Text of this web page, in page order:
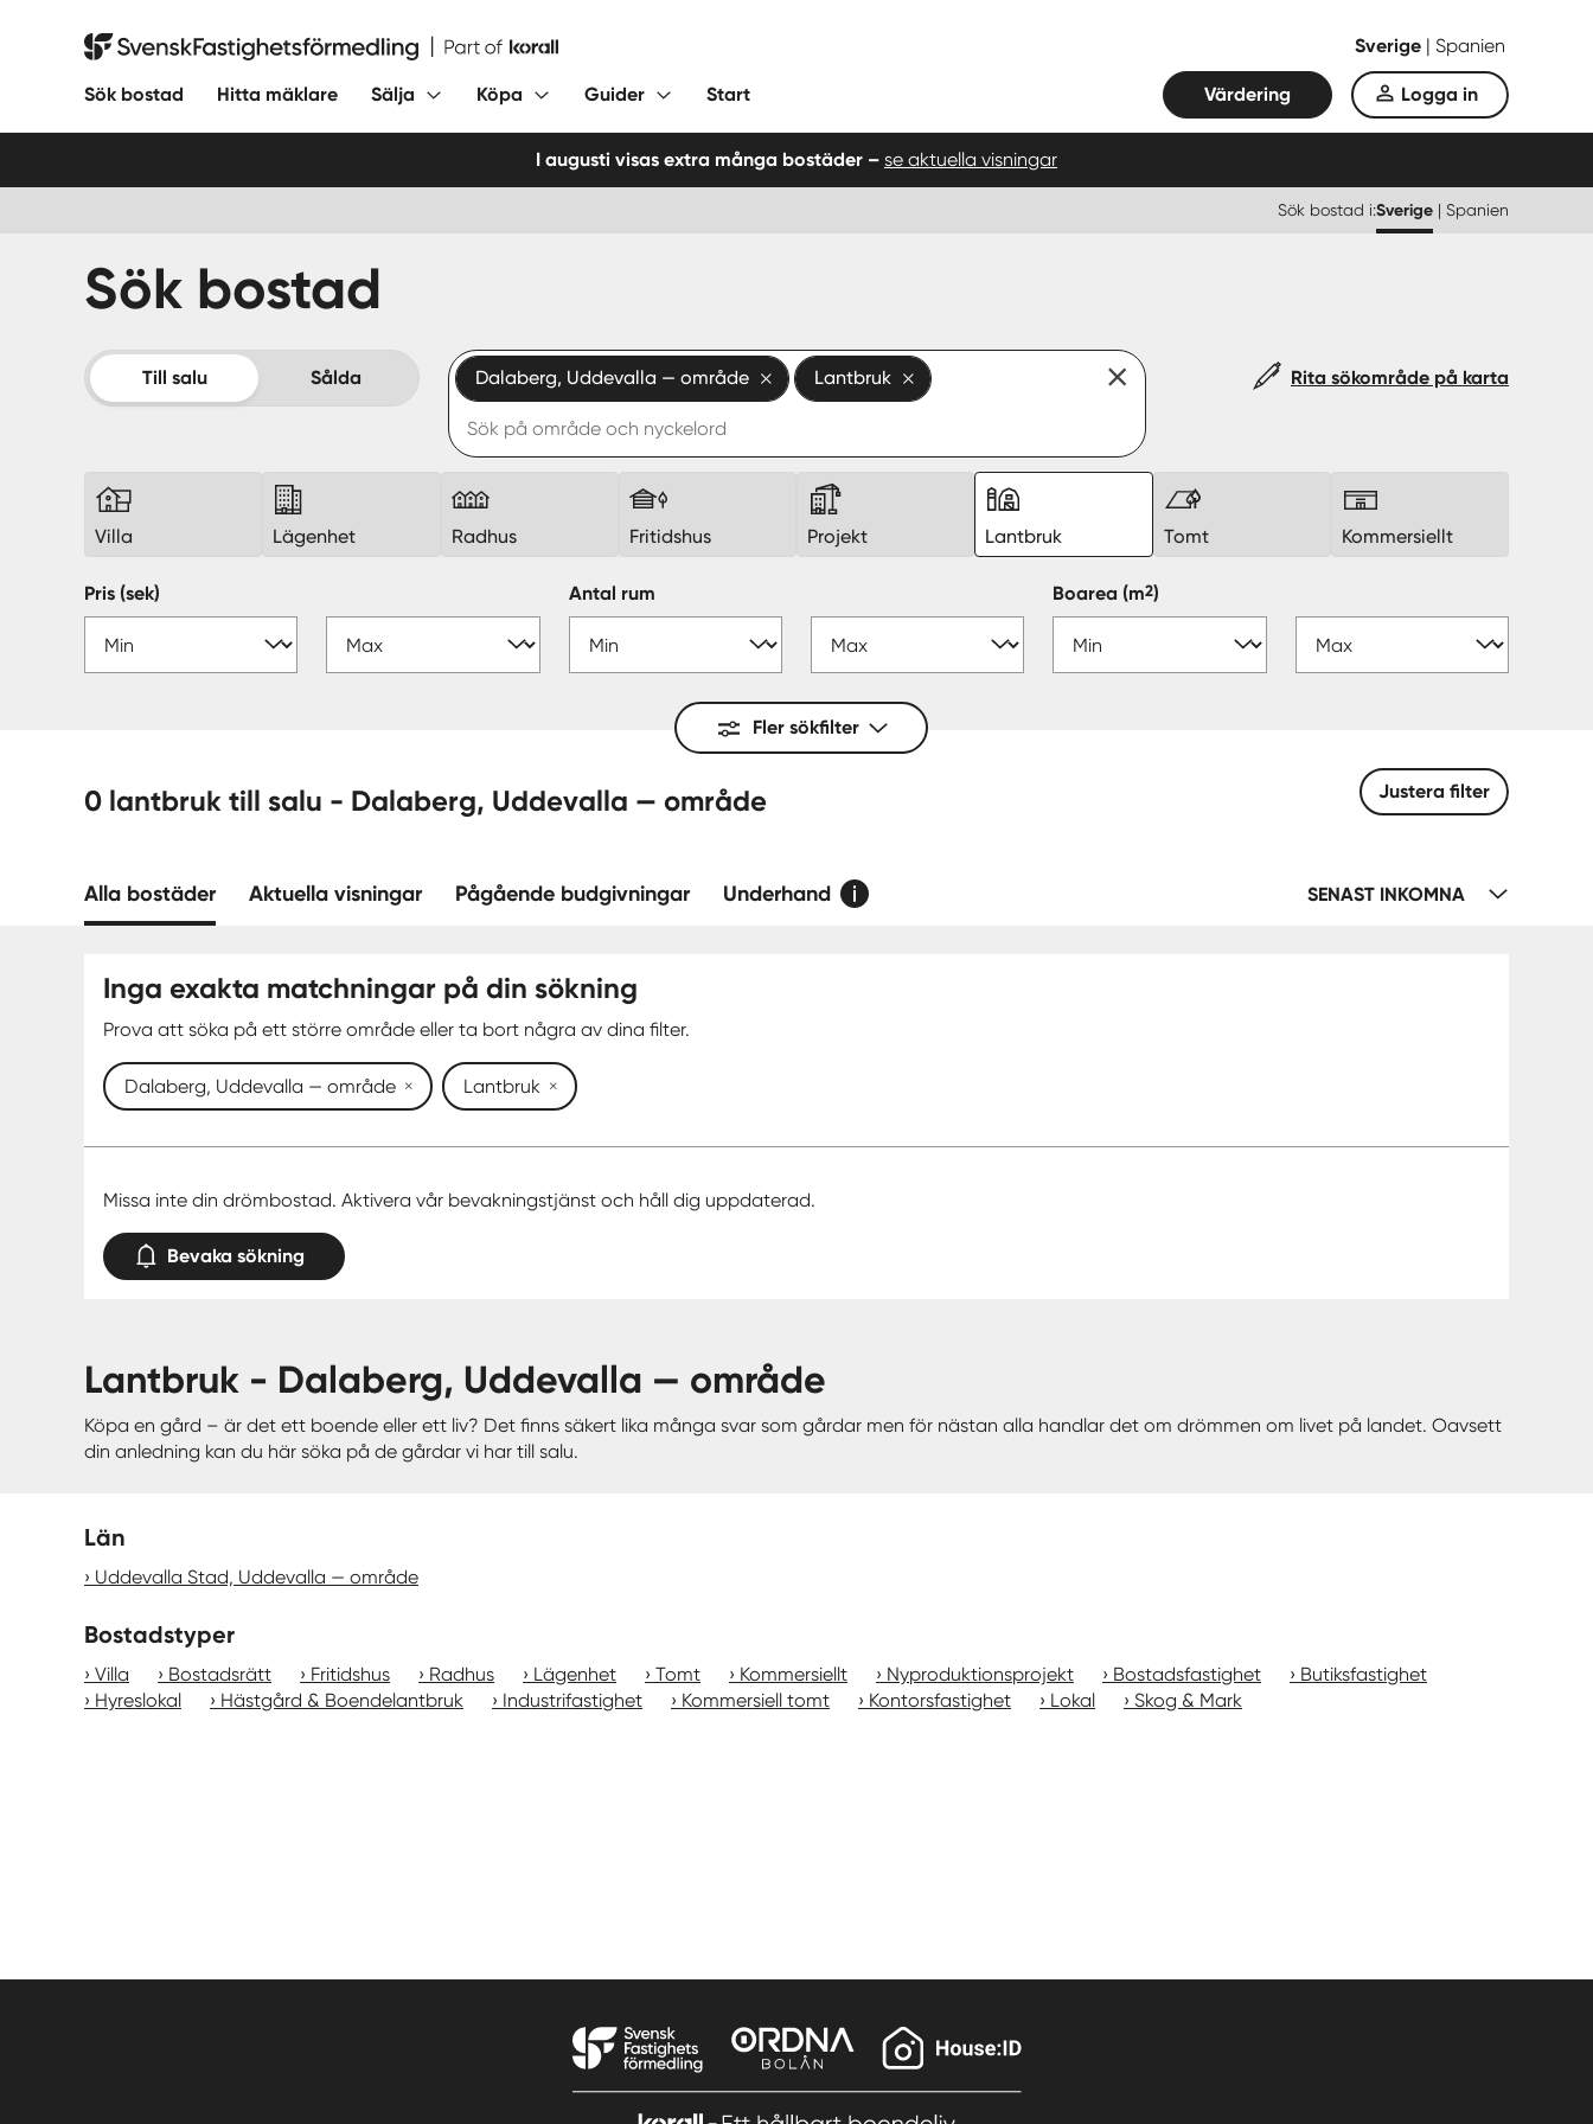
Svensk Fastighetsförmedling Sverige | Spanien
Sök bostad Hitta mäklare Sälja Köpa Guider Start Värdering Logga in
I augusti visas extra många bostäder – se aktuella visningar
Sök bostad i:Sverige | Spanien
Sök bostad
Till salu Sålda Dalaberg, Uddevalla — område Lantbruk Rita sökområde på karta
Villa Lägenhet Radhus Fritidshus Projekt Lantbruk Tomt Kommersiellt
Pris (sek) Antal rum Boarea(m2)
Fler sökfilter
0 lantbruk till salu - Dalaberg, Uddevalla — område Justera filter
Alla bostäder Aktuella visningar Pågående budgivningar Underhand SENAST INKOMNA
Inga exakta matchningar på din sökning
Prova att söka på ett större område eller ta bort några av dina filter.
Dalaberg, Uddevalla — område Lantbruk
Missa inte din drömbostad. Aktivera vår bevakningstjänst och håll dig uppdaterad.
Bevaka sökning
lantbruk - Dalaberg, Uddevalla — område
Köpa en gård – är det ett boende eller ett liv? Det finns säkert lika många svar som gårdar men för nästan alla handlar det om drömmen om livet på landet. Oavsett
din anledning kan du här söka på de gårdar vi har till salu.
Län
Uddevalla Stad, Uddevalla — område
Bostadstyper
Villa Bostadsrätt Fritidshus Radhus Lägenhet Tomt Kommersiellt Nyproduktionsprojekt Bostadsfastighet
Butiksfastighet
Hyreslokal
Hästgård & Boendelantbruk Industrifastighet Kommersiell tomt Kontorsfastighet Lokal Skog & Mark